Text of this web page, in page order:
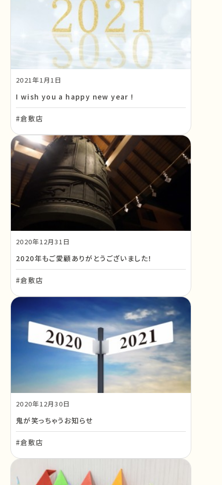
2021年1月1日
I wish you a happy new year !
#倉敷店
2020年12月31日
2020年もご愛顧ありがとうございました！
#倉敷店
2020年12月30日
鬼が笑っちゃうお知らせ
#倉敷店